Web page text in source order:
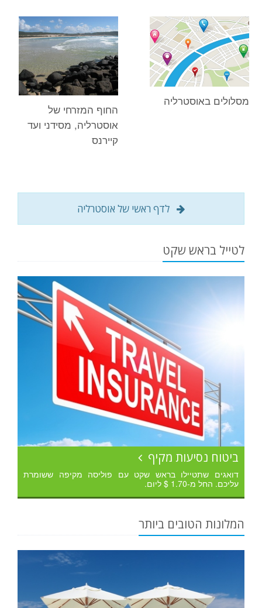
מסלולים באוסטרליה
החוף המזרחי של
אוסטרליה, מסידני ועד
קיירנס
לדף ראשי של אוסטרליה
לטייל בראש שקט
ביטוח נסיעות מקיף
דואגים שתטיילו בראש שקט עם פוליסה מקיפה ששומרת
עליכם. החל מ-1.70 $ ליום.
המלונות הטובים ביותר